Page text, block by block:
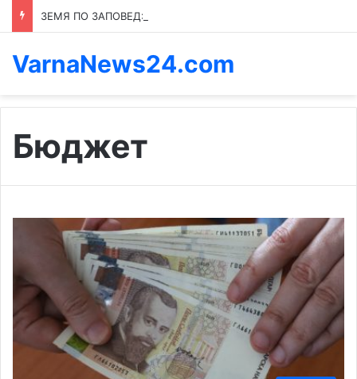
VarnaNews24.com
Бюджет